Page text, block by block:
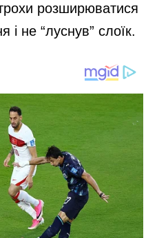
розширюватися
і не “луснув” слоїк.